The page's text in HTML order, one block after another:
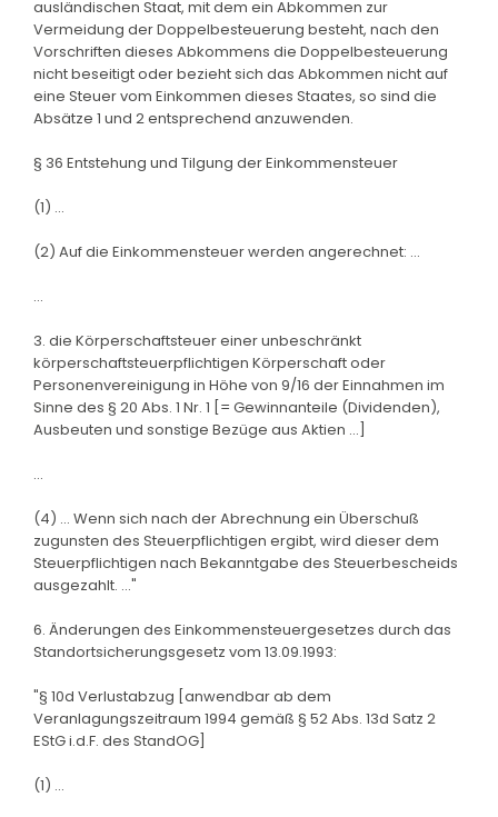
ausländischen Staat, mit dem ein Abkommen zur
Vermeidung der Doppelbesteuerung besteht, nach den
Vorschriften dieses Abkommens die Doppelbesteuerung
nicht beseitigt oder bezieht sich das Abkommen nicht auf
eine Steuer vom Einkommen dieses Staates, so sind die
Absätze 1 und 2 entsprechend anzuwenden.
§ 36 Entstehung und Tilgung der Einkommensteuer
(1) ...
(2) Auf die Einkommensteuer werden angerechnet: ...
...
3. die Körperschaftsteuer einer unbeschränkt
körperschaftsteuerpflichtigen Körperschaft oder
Personenvereinigung in Höhe von 9/16 der Einnahmen im
Sinne des § 20 Abs. 1 Nr. 1 [= Gewinnanteile (Dividenden),
Ausbeuten und sonstige Bezüge aus Aktien ...]
...
(4) ... Wenn sich nach der Abrechnung ein Überschuß
zugunsten des Steuerpflichtigen ergibt, wird dieser dem
Steuerpflichtigen nach Bekanntgabe des Steuerbescheids
ausgezahlt. ..."
6. Änderungen des Einkommensteuergesetzes durch das
Standortsicherungsgesetz vom 13.09.1993:
"§ 10d Verlustabzug [anwendbar ab dem
Veranlagungszeitraum 1994 gemäß § 52 Abs. 13d Satz 2
EStG i.d.F. des StandOG]
(1) ...